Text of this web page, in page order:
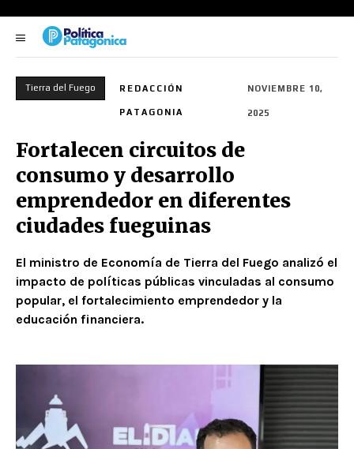
Tierra del Fuego REDACCIÓN
PATAGONIA
NOVIEMBRE 10,
2025
Fortalecen circuitos de
consumo y desarrollo
emprendedor en diferentes
ciudades fueguinas
El ministro de Economía de Tierra del Fuego analizó el
impacto de políticas públicas vinculadas al consumo
popular, el fortalecimiento emprendedor y la
educación financiera.